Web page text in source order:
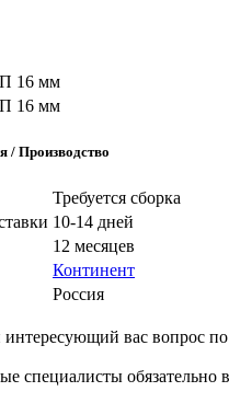
16 мм
16 мм
/ Производство
Требуется сборка
10-14 дней
12 месяцев
Континент
Россия
вас вопрос по
специалисты обязательно